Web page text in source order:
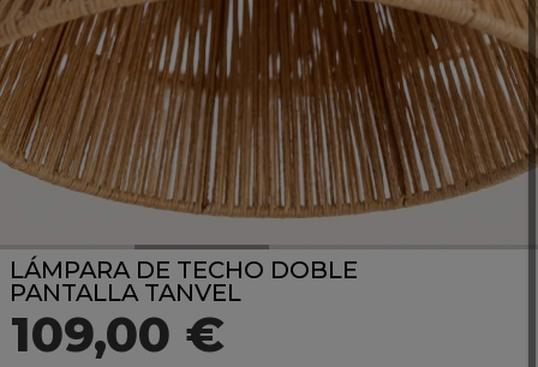
LÁMPARA DE TECHO DOBLE
PANTALLA TANVEL
109,00 €